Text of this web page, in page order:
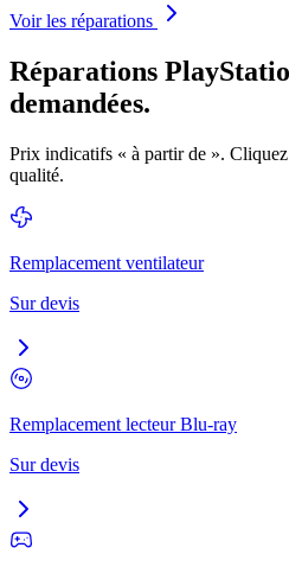
Voir les réparations
Réparations
demandées.
Prix indicatifs « à partir de ».
qualité.
Remplacement ventilateur
Sur devis
Remplacement lecteur Blu-ray
Sur devis